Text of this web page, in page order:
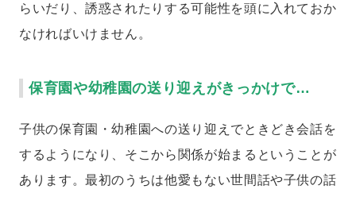
らいだり、誘惑されたりする可能性を頭に入れておか
なければいけません。
保育園や幼稚園の送り迎えがきっかけで…
子供の保育園・幼稚園への送り迎えでときどき会話を
するようになり、そこから関係が始まるということが
あります。最初のうちは他愛もない世間話や子供の話